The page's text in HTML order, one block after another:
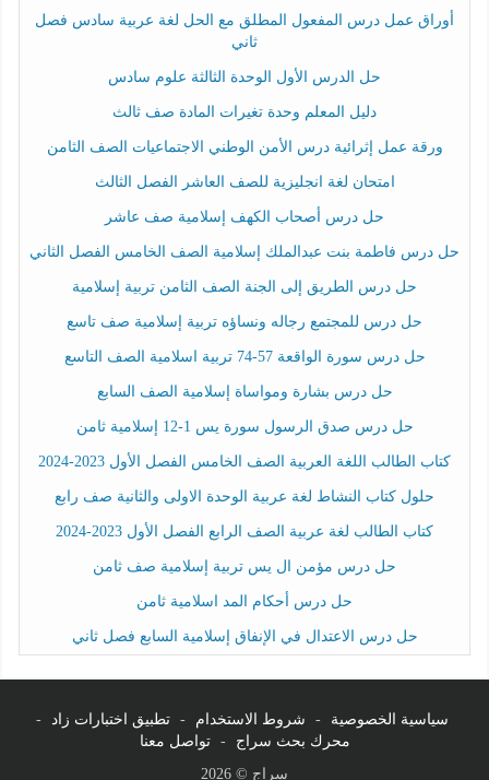
أوراق عمل درس المفعول المطلق مع الحل لغة عربية سادس فصل
ثاني
حل الدرس الأول الوحدة الثالثة علوم سادس
دليل المعلم وحدة تغيرات المادة صف ثالث
ورقة عمل إثرائية درس الأمن الوطني الاجتماعيات الصف الثامن
امتحان لغة انجليزية للصف العاشر الفصل الثالث
حل درس أصحاب الكهف إسلامية صف عاشر
حل درس فاطمة بنت عبدالملك إسلامية الصف الخامس الفصل الثاني
حل درس الطريق إلى الجنة الصف الثامن تربية إسلامية
حل درس للمجتمع رجاله ونساؤه تربية إسلامية صف تاسع
حل درس سورة الواقعة 57-74 تربية اسلامية الصف التاسع
حل درس بشارة ومواساة إسلامية الصف السابع
حل درس صدق الرسول سورة يس 1-12 إسلامية ثامن
كتاب الطالب اللغة العربية الصف الخامس الفصل الأول 2023-2024
حلول كتاب النشاط لغة عربية الوحدة الاولى والثانية صف رابع
كتاب الطالب لغة عربية الصف الرابع الفصل الأول 2023-2024
حل درس مؤمن ال يس تربية إسلامية صف ثامن
حل درس أحكام المد اسلامية ثامن
حل درس الاعتدال في الإنفاق إسلامية السابع فصل ثاني
سياسية الخصوصية - شروط الاستخدام - تطبيق اختبارات زاد
-
محرك بحث سراج
-
تواصل معنا
سراج © 2026